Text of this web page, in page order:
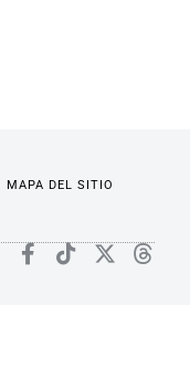
MAPA DEL SITIO